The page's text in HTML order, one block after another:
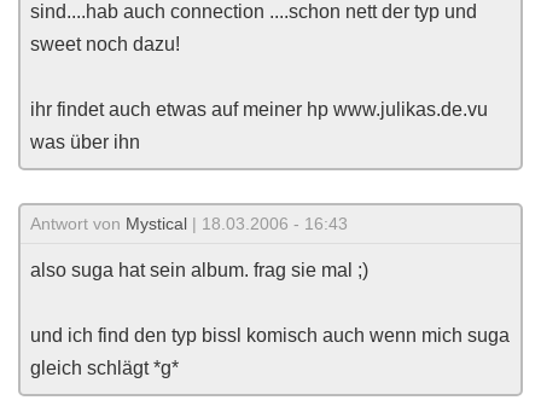
sind....hab auch connection ....schon nett der typ und
sweet noch dazu!
ihr findet auch etwas auf meiner hp www.julikas.de.vu
was über ihn
Antwort von Mystical | 18.03.2006 - 16:43
also suga hat sein album. frag sie mal ;)
und ich find den typ bissl komisch auch wenn mich suga
gleich schlägt *g*